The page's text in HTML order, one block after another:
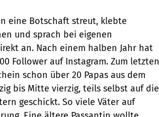
eine Botschaft streut, klebte
und sprach bei eigenen
an. Nach einem halben Jahr hat
Follower auf Instagram. Zum letzten
schon über 20 Papas aus dem
bis Mitte vierzig, teils selbst auf die
geschickt. So viele Väter auf